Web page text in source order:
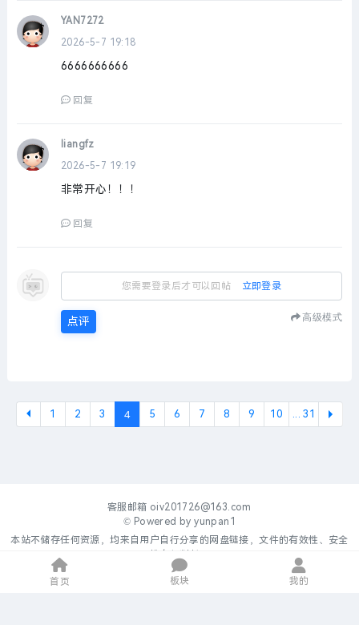
YAN7272
2026-5-7 19:18
6666666666
回复
liangfz
2026-5-7 19:19
非常开心！！！
回复
您需要登录后才可以回帖 立即登录
点评 高级模式
1 2 3 4 5 6 7 8 9 10 ... 31
首页 板块 我的
客服邮箱 oiv201726@163.com
© Powered byyunpan1
本站不储存任何资源，均来自用户自行分享的网盘链接，文件的有效性、安全